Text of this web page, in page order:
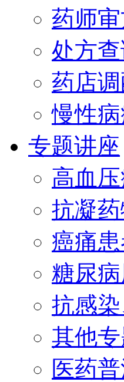
药师
处方
药店
慢性
专题讲座
高血
抗凝
癌痛
糖尿
抗感
其他
医药